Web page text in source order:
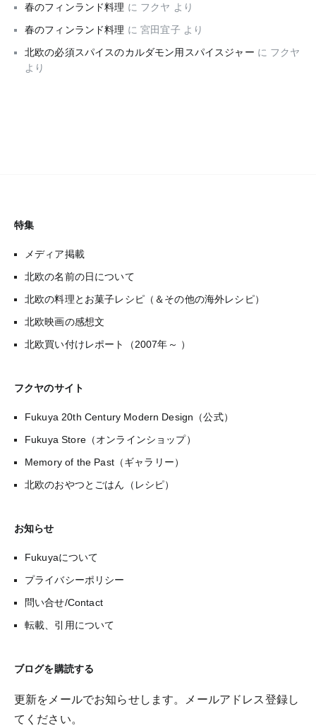
春のフィンランド料理 に フクヤ より
春のフィンランド料理 に宮田宜子 より
北欧の必須スパイスのカルダモン用スパイスジャー に フクヤ
より
特集
メディア掲載
北欧の名前の日について
北欧の料理とお菓子レシピ（＆その他の海外レシピ）
北欧映画の感想文
北欧買い付けレポート（2007年～ ）
フクヤのサイト
Fukuya 20th Century Modern Design（公式）
Fukuya Store（オンラインショップ）
Memory of the Past（ギャラリー）
北欧のおやつとごはん（レシピ）
お知らせ
Fukuyaについて
プライバシーポリシー
問い合せ/Contact
転載、引用について
ブログを購読する
更新をメールでお知らせします。メールアドレス登録し
てください。